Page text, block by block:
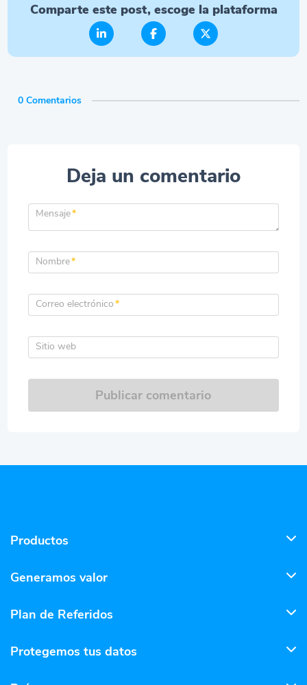
Comparte este post, escoge la plataforma
0 Comentarios
Deja un comentario
Mensaje*
Nombre*
Correo electrónico*
Sitio web
Publicar comentario
Productos
Generamos valor
Plan de Referidos
Protegemos tus datos